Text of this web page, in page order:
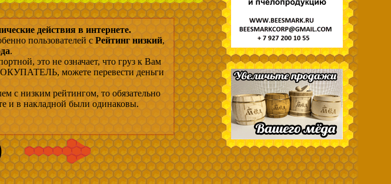
действия в интернете.
пользователей с Рейтинг низкий,
.
это не означает, что груз к Вам
можете перевести деньги
с низким рейтингом, то обязательно
и в накладной были одинаковы.